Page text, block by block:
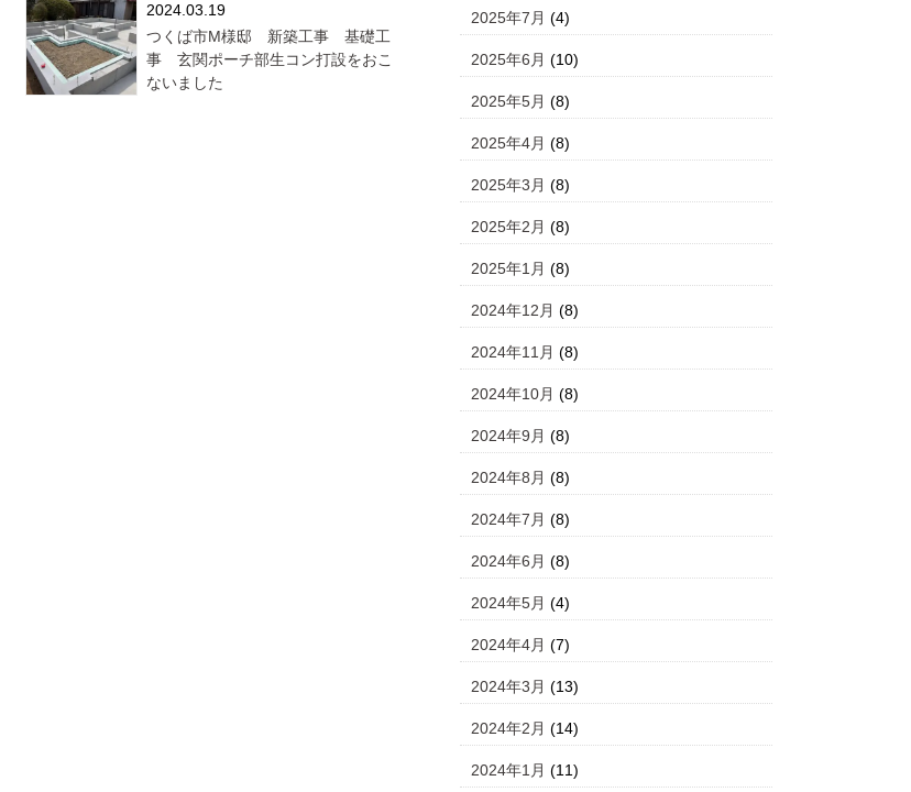
2024.03.19
つくば市M様邸 新築工事 基礎工
事 玄関ポーチ部生コン打設をおこ
ないました
2025年7月 (4)
2025年6月 (10)
2025年5月 (8)
2025年4月 (8)
2025年3月 (8)
2025年2月 (8)
2025年1月 (8)
2024年12月 (8)
2024年11月 (8)
2024年10月 (8)
2024年9月 (8)
2024年8月 (8)
2024年7月 (8)
2024年6月 (8)
2024年5月 (4)
2024年4月 (7)
2024年3月 (13)
2024年2月 (14)
2024年1月 (11)